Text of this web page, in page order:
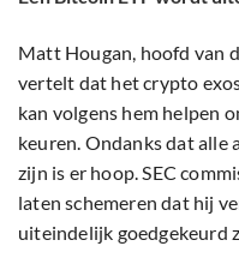
Matt Hougan, hoofd van
vertelt dat het crypto
kan volgens hem helpen
keuren. Ondanks dat alle
zijn is er hoop. SEC
laten schemeren dat hij
uiteindelijk goedgekeurd